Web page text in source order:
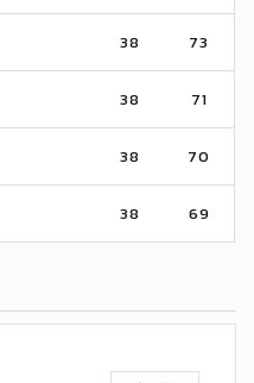
38 73
38 71
38 70
38 69